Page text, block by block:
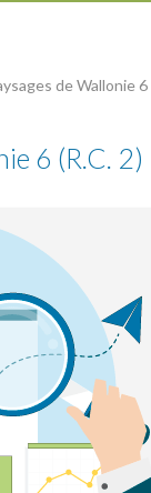
de Wallonie 6
6 (R.C. 2)